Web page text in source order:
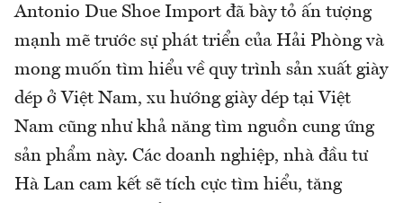
Antonio Due Shoe Import đã bày tỏ ấn tượng
mạnh mẽ trước sự phát triển của Hải Phòng và
mong muốn tìm hiểu về quy trình sản xuất giày
dép ở Việt Nam, xu hướng giày dép tại Việt
Nam cũng như khả năng tìm nguồn cung ứng
sản phẩm này. Các doanh nghiệp, nhà đầu tư
Hà Lan cam kết sẽ tích cực tìm hiểu, tăng